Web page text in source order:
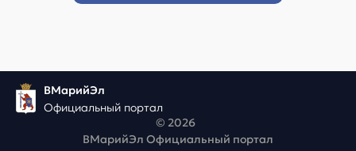
ВМарийЭл
Официальный портал
© 2026
ВМарийЭл Официальный портал